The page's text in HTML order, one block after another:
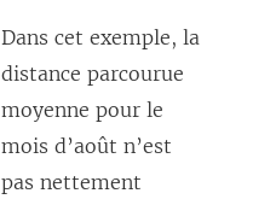
Dans cet exemple, la
distance parcourue
moyenne pour le
mois d’août n’est
pas nettement